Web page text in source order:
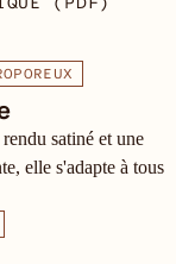
satiné et une
elle s'adapte à tous